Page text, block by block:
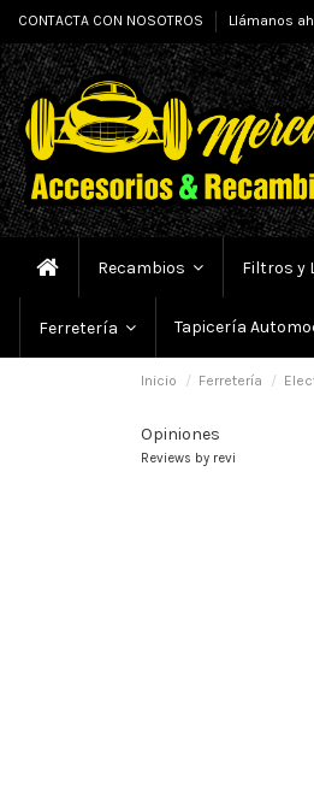
CONTACTA CON NOSOTROS Llámanos
Recambios Filtros y
Ferretería Tapicería
Inicio Ferretería
Opiniones
Reviews by revi